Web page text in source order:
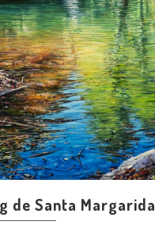
de Santa Margarida